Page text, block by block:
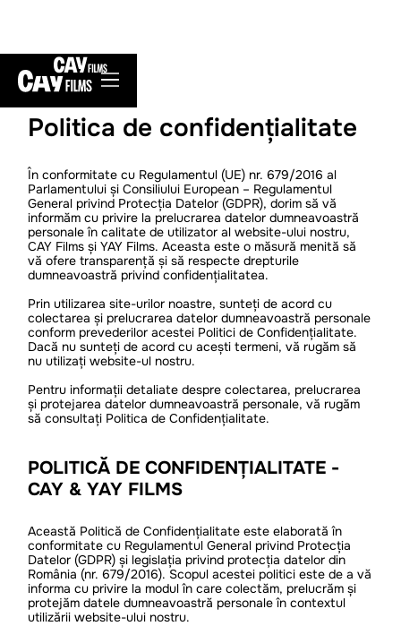
Politica de confidențialitate
În conformitate cu Regulamentul (UE) nr. 679/2016 al
Parlamentului și Consiliului European – Regulamentul
General privind Protecția Datelor (GDPR), dorim să vă
informăm cu privire la prelucrarea datelor dumneavoastră
personale în calitate de utilizator al website-ului nostru,
CAY Films și YAY Films. Aceasta este o măsură menită să
vă ofere transparență și să respecte drepturile
dumneavoastră privind confidențialitatea.
Prin utilizarea site-urilor noastre, sunteți de acord cu
colectarea și prelucrarea datelor dumneavoastră personale
conform prevederilor acestei Politici de Confidențialitate.
Dacă nu sunteți de acord cu acești termeni, vă rugăm să
nu utilizați website-ul nostru.
Pentru informații detaliate despre colectarea, prelucrarea
și protejarea datelor dumneavoastră personale, vă rugăm
să consultați Politica de Confidențialitate.
POLITICĂ DE CONFIDENȚIALITATE -
CAY & YAY FILMS
Această Politică de Confidențialitate este elaborată în
conformitate cu Regulamentul General privind Protecția
Datelor (GDPR) și legislația privind protecția datelor din
România (nr. 679/2016). Scopul acestei politici este de a vă
informa cu privire la modul în care colectăm, prelucrăm și
protejăm datele dumneavoastră personale în contextul
utilizării website-ului nostru.